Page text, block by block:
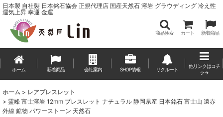
日本製 自社製 日本銘石協会 正規代理店 国産天然石 溶岩 グラウディング 冷え性
運気上昇 幸運 金運
商品検索 カート 新着商品
ホーム 新着商品 会社案内 SHOP情報 リクルート
他リンクはコチ
ラ→
ホーム > レアブレスレット
> 霊峰 富士溶岩 12mm ブレスレット ナチュラル 静岡県産 日本銘石 富士山 遠赤
外線 鉱物 パワーストーン 天然石